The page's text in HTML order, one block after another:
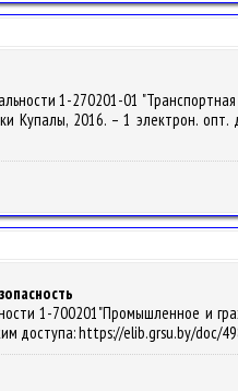
1-270201-01
Купалы, 2016. – 1 электрон.
1-700201"Промышленное и
доступа: https://elib.grsu.by/doc/